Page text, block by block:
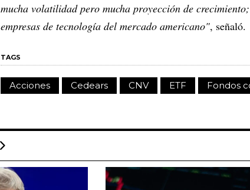
mucha volatilidad pero mucha proyección de
empresas de tecnología del mercado americano", señaló.
TAGS
Acciones Cedears CNV ETF Fondos